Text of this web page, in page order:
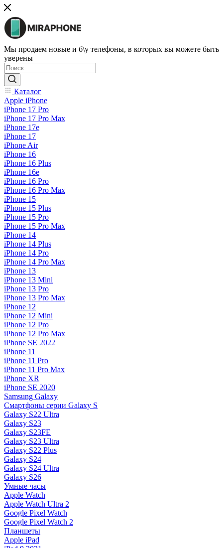
Мы продаем новые и б\у телефоны, в которых вы можете быть
уверены
Каталог
Apple iPhone
iPhone 17 Pro
iPhone 17 Pro Max
iPhone 17e
iPhone 17
iPhone Air
iPhone 16
iPhone 16 Plus
iPhone 16e
iPhone 16 Pro
iPhone 16 Pro Max
iPhone 15
iPhone 15 Plus
iPhone 15 Pro
iPhone 15 Pro Max
iPhone 14
iPhone 14 Plus
iPhone 14 Pro
iPhone 14 Pro Max
iPhone 13
iPhone 13 Mini
iPhone 13 Pro
iPhone 13 Pro Max
iPhone 12
iPhone 12 Mini
iPhone 12 Pro
iPhone 12 Pro Max
iPhone SE 2022
iPhone 11
iPhone 11 Pro
iPhone 11 Pro Max
iPhone XR
iPhone SE 2020
Samsung Galaxy
Смартфоны серии Galaxy S
Galaxy S22 Ultra
Galaxy S23
Galaxy S23FE
Galaxy S23 Ultra
Galaxy S22 Plus
Galaxy S24
Galaxy S24 Ultra
Galaxy S26
Умные часы
Apple Watch
Apple Watch Ultra 2
Google Pixel Watch
Google Pixel Watch 2
Планшеты
Apple iPad